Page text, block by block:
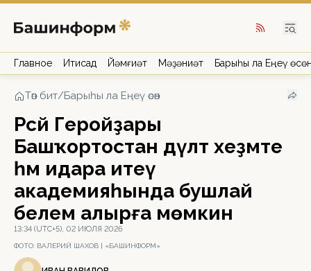
Главное Иҡтисад Йәмғиәт Мәҙәниәт Барыһы ла Еңеү
Төп бит/Барыһы ла Еңеү өсөн
Рәсәй Геройҙары
Башҡортостан дәүләт хеҙмәте
һәм идара итеү
академияһында бушлай
белем алырға мөмкин
13:34 (UTC+5), 02 ИЮЛЯ 2026
ФОТО: ВАЛЕРИЙ ШАХОВ | «БАШИНФОРМ»